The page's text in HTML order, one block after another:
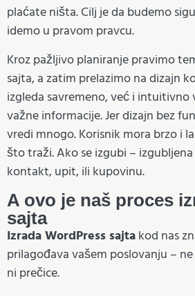
plaćate ništa. Cilj je da budemo
idemo u pravom pravcu.
Kroz pažljivo planiranje pravimo
sajta, a zatim prelazimo na dizajn
izgleda savremeno, već i
važne informacije. Jer dizajn bez
vredi mnogo. Korisnik mora brzo i
što traži. Ako se izgubi –
kontakt, upit, ili kupovinu.
A ovo je naš proces
sajta
Izrada WordPress sajtakod nas
prilagođava vašem poslovanju –
ni prečice.